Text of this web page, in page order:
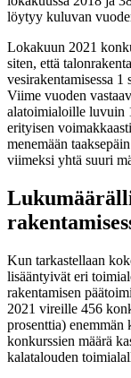
löytyy kuluvan
Lokakuun 2021
siten, että
vesirakentamisessa 1
Viime vuoden
alatoimialoille luvuin
erityisen
menemään
viimeksi yhtä suuri
Kun tarkastellaan
lisääntyivät eri
rakentamisen
2021 vireille 456
prosenttia) enemmän
konkurssien määrä
kalatalouden